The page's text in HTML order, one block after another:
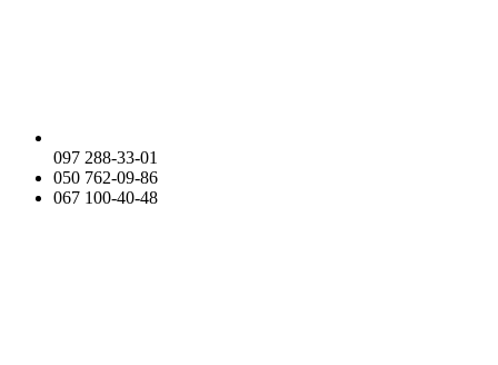
097 288-33-01
050 762-09-86
067 100-40-48